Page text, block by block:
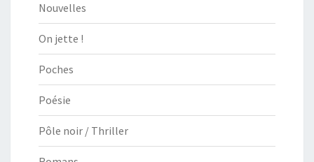
Nouvelles
On jette !
Poches
Poésie
Pôle noir / Thriller